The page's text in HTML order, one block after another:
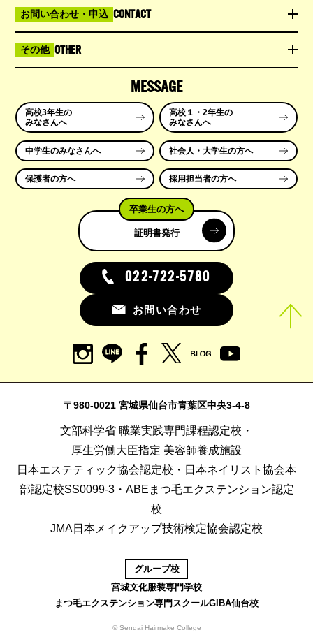
お問い合わせ・申込 CONTACT
その他 OTHER
MESSAGE
高校3年生の
みなさんへ
高校１・2年生の
みなさんへ
中学生のみなさんへ 社会人・大学生の方へ
保護者の方へ 採用担当者の方へ
卒業生の方へ
証明書発行
022-722-5780
お問い合わせ
〒980-0021 宮城県仙台市青葉区中央3-4-8
文部科学省 職業実践専門課程認定校・
厚生労働大臣指定 美容師養成施設
日本エステティック協会認定校・日本ネイリスト協会本
部認定校SS0099-3・ABEまつ毛エクステンション認定
校
JMA日本メイクアップ技術検定協会認定校
グループ校
宮城文化服装専門学校
まつ毛エクステンション専門スクールGIBA仙台校
© Sendai Hairmake College